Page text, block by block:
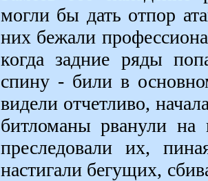
могли бы дать отпор
них бежали
когда задние ряды
спину - били в
видели отчетливо,
битломаны рванули
преследовали их,
настигали бегущих,